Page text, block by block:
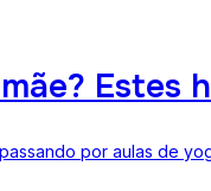
Estes
por aulas de